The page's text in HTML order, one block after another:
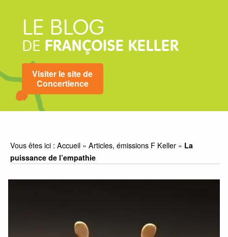
LE BLOG
DE FRANÇOISE KELLER
Visiter le site de
Concertience
Vous êtes ici :Accueil »Articles, émissions F Keller » La
puissance de l’empathie